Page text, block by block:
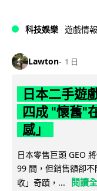
科技娛樂 遊戲情報
Lawton 1 日
日本二手遊
四成 "懷舊"
感」
日本零售巨頭 GEO
99 間，但銷售額卻
收」奇蹟，...
閱讀